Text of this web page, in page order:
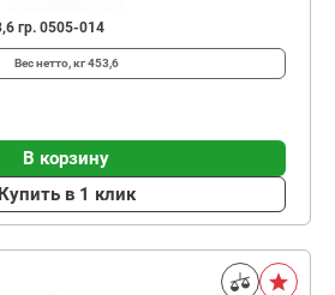
гр. 0505-014
Вес нетто, кг453,6
В корзину
Купить в 1 клик